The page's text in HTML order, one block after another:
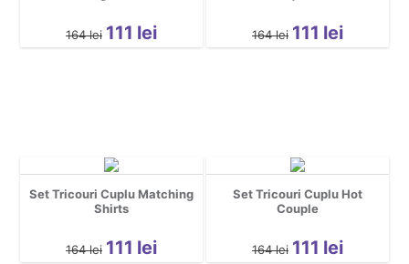
164 lei 111 lei 164 lei 111 lei
Set Tricouri Cuplu Matching
Shirts
164 lei 111 lei
Set Tricouri Cuplu Hot
Couple
164 lei 111 lei